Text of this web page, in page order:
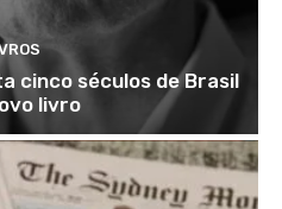
cinco séculos de Brasil
livro